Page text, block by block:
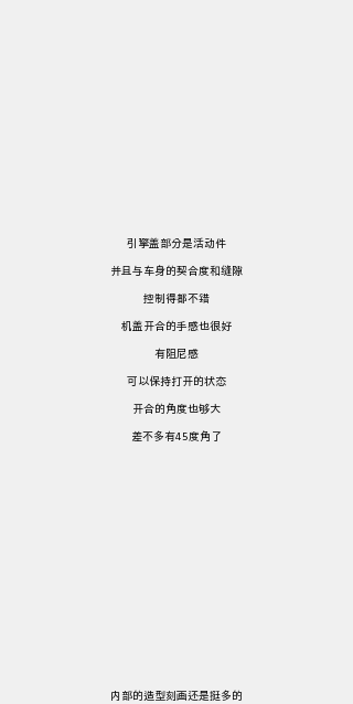
引擎盖部分是活动件
并且与车身的契合度和缝隙
控制得都不错
机盖开合的手感也很好
有阻尼感
可以保持打开的状态
开合的角度也够大
差不多有45度角了
内部的造型刻画还是挺多的